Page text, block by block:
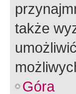
także
Góra